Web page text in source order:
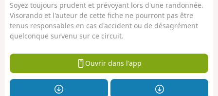
Soyez toujours prudent et prévoyant lors d'une randonnée.
Visorando et l'auteur de cette fiche ne pourront pas être
tenus responsables en cas d'accident ou de désagrément
quelconque survenu sur ce circuit.
Ouvrir dans l'app